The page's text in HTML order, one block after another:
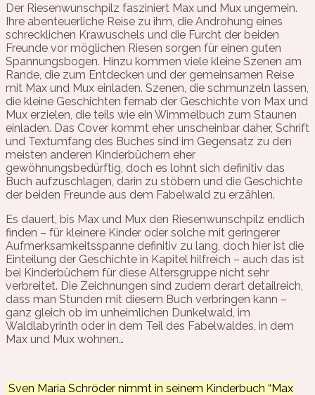
Der Riesenwunschpilz fasziniert Max und Mux ungemein.
Ihre abenteuerliche Reise zu ihm, die Androhung eines
schrecklichen Krawuschels und die Furcht der beiden
Freunde vor möglichen Riesen sorgen für einen guten
Spannungsbogen. Hinzu kommen viele kleine Szenen am
Rande, die zum Entdecken und der gemeinsamen Reise
mit Max und Mux einladen. Szenen, die schmunzeln lassen,
die kleine Geschichten fernab der Geschichte von Max und
Mux erzielen, die teils wie ein Wimmelbuch zum Staunen
einladen. Das Cover kommt eher unscheinbar daher, Schrift
und Textumfang des Buches sind im Gegensatz zu den
meisten anderen Kinderbüchern eher
gewöhnungsbedürftig, doch es lohnt sich definitiv das
Buch aufzuschlagen, darin zu stöbern und die Geschichte
der beiden Freunde aus dem Fabelwald zu erzählen.
Es dauert, bis Max und Mux den Riesenwunschpilz endlich
finden – für kleinere Kinder oder solche mit geringerer
Aufmerksamkeitsspanne definitiv zu lang, doch hier ist die
Einteilung der Geschichte in Kapitel hilfreich – auch das ist
bei Kinderbüchern für diese Altersgruppe nicht sehr
verbreitet. Die Zeichnungen sind zudem derart detailreich,
dass man Stunden mit diesem Buch verbringen kann –
ganz gleich ob im unheimlichen Dunkelwald, im
Waldlabyrinth oder in dem Teil des Fabelwaldes, in dem
Max und Mux wohnen…
Sven Maria Schröder nimmt in seinem Kinderbuch “Max